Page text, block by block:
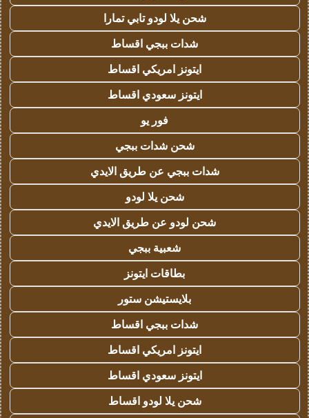
شحن يلا لودو تابي تمارا
شدات ببجي اقساط
ايتونز امريكي اقساط
ايتونز سعودي اقساط
فور يو
شحن شدات ببجي
شدات ببجي عن طريق الايدي
شحن يلا لودو
شحن لودو عن طريق الايدي
شعبية ببجي
بطاقات ايتونز
بلايستيشن ستور
شدات ببجي اقساط
ايتونز امريكي اقساط
ايتونز سعودي اقساط
شحن يلا لودو اقساط